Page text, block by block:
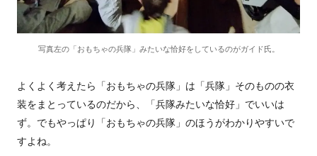
写真左の「おもちゃの兵隊」みたいな恰好をしているのがガイド氏。
よくよく考えたら「おもちゃの兵隊」は「兵隊」そのものの衣
装をまとっているのだから、「兵隊みたいな恰好」でいいは
ず。でもやっぱり「おもちゃの兵隊」のほうがわかりやすいで
すよね。